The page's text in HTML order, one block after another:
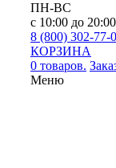
ПН-ВС
с 10:00 до 20:00
8 (800) 302-77-
КОРЗИНА
0 товаров.
Меню